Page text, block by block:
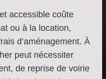
accessible coûte
ou à la location,
d’aménagement. À
peut nécessiter
de reprise de voirie